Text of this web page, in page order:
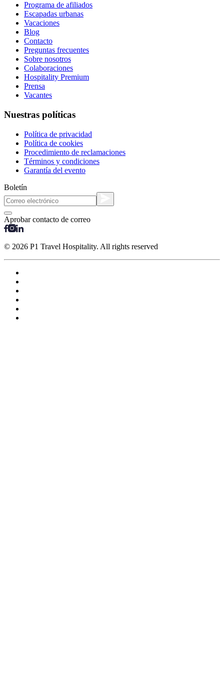
Programa de afiliados
Escapadas urbanas
Vacaciones
Blog
Contacto
Preguntas frecuentes
Sobre nosotros
Colaboraciones
Hospitality Premium
Prensa
Vacantes
Nuestras políticas
Política de privacidad
Política de cookies
Procedimiento de reclamaciones
Términos y condiciones
Garantía del evento
Boletín
Aprobar contacto de correo
© 2026 P1 Travel Hospitality. All rights reserved